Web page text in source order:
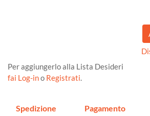
Per aggiungerlo alla Lista Desideri
fai Log-ino Registrati.
Spedizione Pagamento